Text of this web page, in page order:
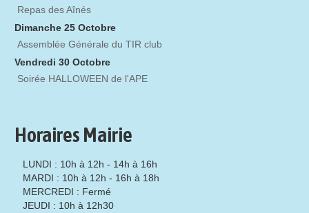
Repas des Aînés
Dimanche 25 Octobre
Assemblée Générale du TIR club
Vendredi 30 Octobre
Soirée HALLOWEEN de l'APE
Horaires Mairie
LUNDI : 10h à 12h - 14h à 16h
MARDI : 10h à 12h - 16h à 18h
MERCREDI : Fermé
JEUDI : 10h à 12h30